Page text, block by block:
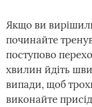
Якщо ви
починайте
поступово
хвилин йдіть
випади, щоб
виконайте